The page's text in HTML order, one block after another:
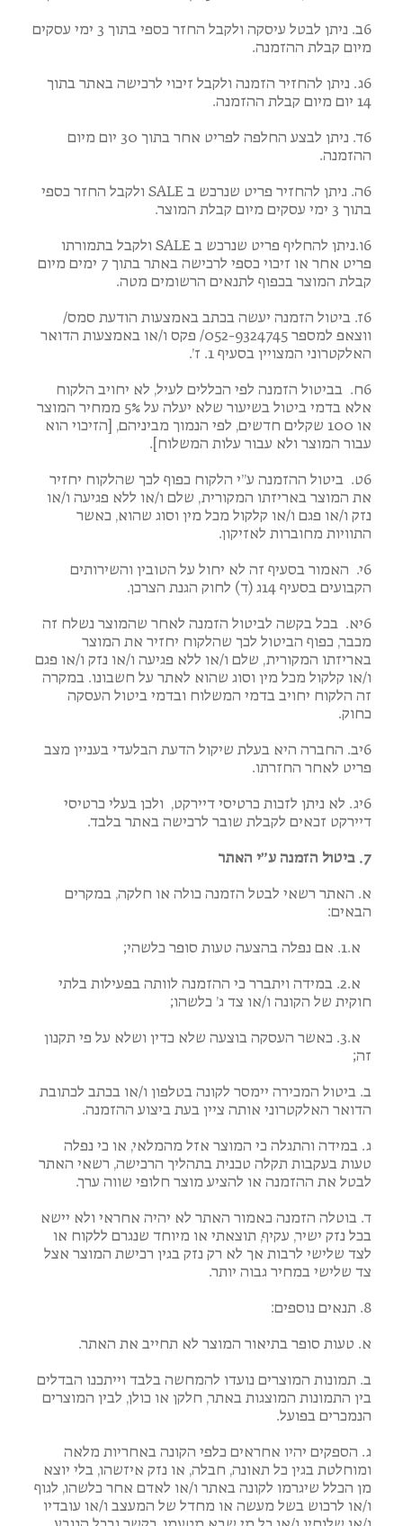
6ב. ניתן לבטל עיסקה ולקבל החזר כספי בתוך 3 ימי עסקים
מיום קבלת ההזמנה.
6ג. ניתן להחזיר הזמנה ולקבל זיכוי לרכישה באתר בתוך
14 יום מיום קבלת ההזמנה.
6ד. ניתן לבצע החלפה לפריט אחר בתוך 30 יום מיום
ההזמנה.
6ה. ניתן להחזיר פריט שנרכש ב SALE ולקבל החזר כספי
בתוך 3 ימי עסקים מיום קבלת המוצר.
6ו.ניתן להחליף פריט שנרכש ב SALE ולקבל בתמורתו
פריט אחר או זיכוי כספי לרכישה באתר בתוך 7 ימים מיום
קבלת המוצר בכפוף לתנאים הרשומים מטה.
6ז. ביטול הזמנה יעשה בכתב באמצעות הודעת סמס/
ווצאפ למספר 052-9324745/ פקס ו/או באמצעות הדואר
האלקטרוני המצויין בסעיף 1. ז’.
6ח. בביטול הזמנה לפי הכללים לעיל, לא יחויב הלקוח
אלא בדמי ביטול בשיעור שלא יעלה על 5% ממחיר המוצר
או 100 שקלים חדשים, לפי הנמוך מביניהם, [הזיכוי הוא
עבור המוצר ולא עבור עלות המשלוח].
6ט. ביטול ההזמנה ע”י הלקוח כפוף לכך שהלקוח יחזיר
את המוצר באריזתו המקורית, שלם ו/או ללא פגיעה ו/או
נזק ו/או פגם ו/או קלקול מכל מין וסוג שהוא, כאשר
התוויות מחוברות לאזיקון.
6י. האמור בסעיף זה לא יחול על הטובין והשירותים
הקבועים בסעיף 14ג (ד) לחוק הגנת הצרכן.
6יא. בכל בקשה לביטול הזמנה לאחר שהמוצר נשלח זה
מכבר, כפוף הביטול לכך שהלקוח יחזיר את המוצר
באריזתו המקורית, שלם ו/או ללא פגיעה ו/או נזק ו/או פגם
ו/או קלקול מכל מין וסוג שהוא לאתר על חשבונו. במקרה
זה הלקוח יחויב בדמי המשלוח ובדמי ביטול העסקה
כחוק.
6יב. החברה היא בעלת שיקול הדעת הבלעדי בעניין מצב
פריט לאחר החזרתו.
6יג. לא ניתן לזכות כרטיסי דיירקט, ולכן בעלי כרטיסי
דיירקט זכאים לקבלת שובר לרכישה באתר בלבד.
7. ביטול הזמנה ע”י האתר
א. האתר רשאי לבטל הזמנה כולה או חלקה, במקרים
הבאים:
א.1. אם נפלה בהצעה טעות סופר כלשהי;
א.2. במידה ויתברר כי ההזמנה לוותה בפעילות בלתי
חוקית של הקונה ו/או צד ג’ כלשהו;
א.3. כאשר העסקה בוצעה שלא כדין ושלא על פי תקנון
זה;
ב. ביטול המכירה יימסר לקונה בטלפון ו/או בכתב לכתובת
הדואר האלקטרוני אותה ציין בעת ביצוע ההזמנה.
ג. במידה והתגלה כי המוצר אזל מהמלאי, או כי נפלה
טעות בעקבות תקלה טכנית בתהליך הרכישה, רשאי האתר
לבטל את ההזמנה או להציע מוצר חלופי שווה ערך.
ד. בוטלה הזמנה כאמור האתר לא יהיה אחראי ולא יישא
בכל נזק ישיר, עקיף, תוצאתי או מיוחד שנגרם ללקוח או
לצד שלישי לרבות אך לא רק נזק בגין רכישת המוצר אצל
צד שלישי במחיר גבוה יותר.
8. תנאים נוספים:
א. טעות סופר בתיאור המוצר לא תחייב את האתר.
ב. תמונות המוצרים נועדו להמחשה בלבד וייתכנו הבדלים
בין התמונות המוצגות באתר, חלקן או כולן, לבין המוצרים
הנמכרים בפועל.
ג. הספקים יהיו אחראים כלפי הקונה באחריות מלאה
ומוחלטת בגין כל תאונה, חבלה, או נזק איזשהו, בלי יוצא
מן הכלל שיגרמו לקונה באתר ו/או לאדם אחר כלשהו, לגוף
ו/או לרכוש בשל מעשה או מחדל של המעצב ו/או עובדיו